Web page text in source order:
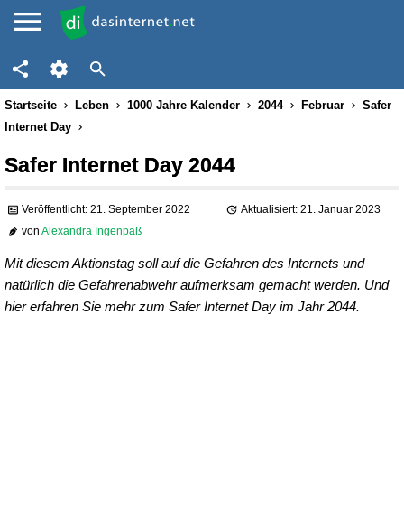
Startseite Leben 1000 Jahre Kalender 2044 Februar
Safer
Internet Day
Safer Internet Day 2044
Veröffentlicht: 21. September 2022
Aktualisiert: 21. Januar 2023
vonAlexandra Ingenpaß
Mit diesem Aktionstag soll auf die Gefahren des Internets und
natürlich die Gefahrenabwehr aufmerksam gemacht werden. Und
hier erfahren Sie mehr zum Safer Internet Day im Jahr 2044.